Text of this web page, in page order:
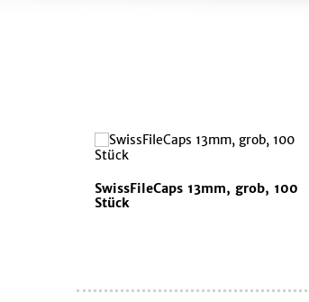
SwissFileCaps 13mm, grob, 100
Stück